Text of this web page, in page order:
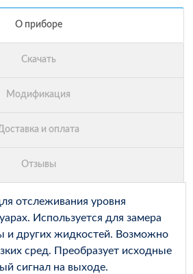
отслеживания уровня
Используется для замера
и других жидкостей. Возможно
сред. Преобразует исходные
сигнал на выходе.